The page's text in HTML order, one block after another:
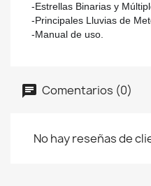
-Estrellas Binarias y
-Principales Lluvias de
-Manual de uso.
Comentarios (0)
No hay reseñas de